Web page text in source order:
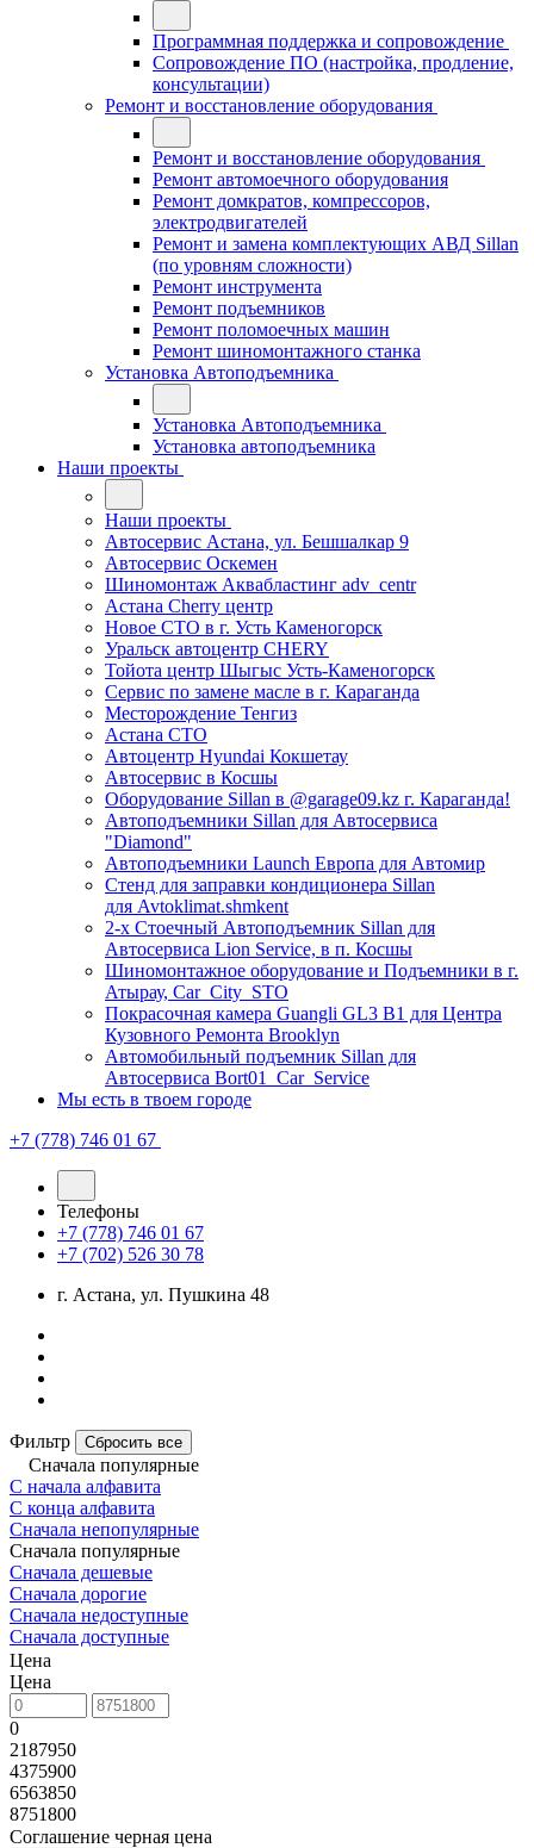
Программная поддержка и сопровождение
Сопровождение ПО (настройка, продление,
консультации)
Ремонт и восстановление оборудования
Ремонт и восстановление оборудования
Ремонт автомоечного оборудования
Ремонт домкратов, компрессоров,
электродвигателей
Ремонт и замена комплектующих АВД Sillan
(по уровням сложности)
Ремонт инструмента
Ремонт подъемников
Ремонт поломоечных машин
Ремонт шиномонтажного станка
Установка Автоподъемника
Установка Автоподъемника
Установка автоподъемника
Наши проекты
Наши проекты
Автосервис Астана, ул. Бешшалкар 9
Автосервис Оскемен
Шиномонтаж Аквабластинг adv_centr
Астана Cherry центр
Новое СТО в г. Усть Каменогорск
Уральск автоцентр CHERY
Тойота центр Шыгыс Усть-Каменогорск
Сервис по замене масле в г. Караганда
Месторождение Тенгиз
Астана СТО
Автоцентр Hyundai Кокшетау
Автосервис в Косшы
Оборудование Sillan в @garage09.kz г. Караганда!
Автоподъемники Sillan для Автосервиса
"Diamond"
Автоподъемники Launch Европа для Автомир
Стенд для заправки кондиционера Sillan
для Avtoklimat.shmkent
2-х Стоечный Автоподъемник Sillan для
Автосервиса Lion Service, в п. Косшы
Шиномонтажное оборудование и Подъемники в г.
Атырау, Car_City_STO
Покрасочная камера Guangli GL3 B1 для Центра
Кузовного Ремонта Brooklyn
Автомобильный подъемник Sillan для
Автосервиса Bort01_Car_Service
Мы есть в твоем городе
+7 (778) 746 01 67
Телефоны
+7 (778) 746 01 67
+7 (702) 526 30 78
г. Астана, ул. Пушкина 48
Фильтр Сбросить все
Сначала популярные
С начала алфавита
С конца алфавита
Сначала непопулярные
Сначала популярные
Сначала дешевые
Сначала дорогие
Сначала недоступные
Сначала доступные
Цена
Цена
0
2187950
4375900
6563850
8751800
Соглашение черная цена